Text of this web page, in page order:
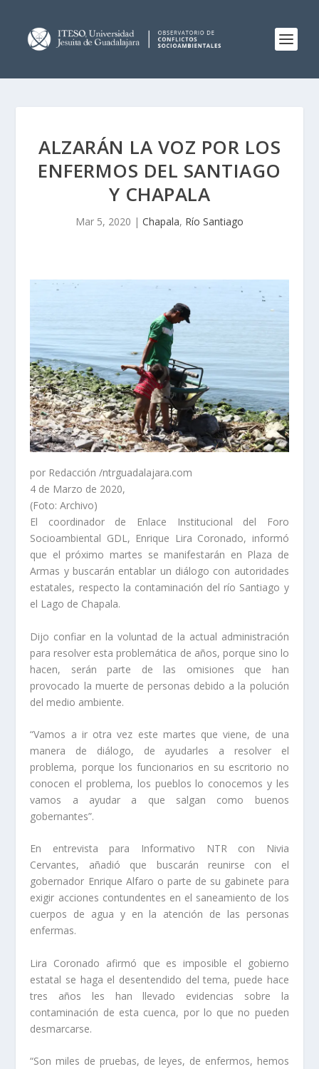
ALZARÁN LA VOZ POR LOS
ENFERMOS DEL SANTIAGO
Y CHAPALA
Mar 5, 2020 | Chapala, Río Santiago
por Redacción /ntrguadalajara.com
4 de Marzo de 2020,
(Foto: Archivo)
El coordinador de Enlace Institucional del Foro
Socioambiental GDL, Enrique Lira Coronado, informó
que el próximo martes se manifestarán en Plaza de
Armas y buscarán entablar un diálogo con autoridades
estatales, respecto la contaminación del río Santiago y
el Lago de Chapala.
Dijo confiar en la voluntad de la actual administración
para resolver esta problemática de años, porque sino lo
hacen, serán parte de las omisiones que han
provocado la muerte de personas debido a la polución
del medio ambiente.
“Vamos a ir otra vez este martes que viene, de una
manera de diálogo, de ayudarles a resolver el
problema, porque los funcionarios en su escritorio no
conocen el problema, los pueblos lo conocemos y les
vamos a ayudar a que salgan como buenos
gobernantes”.
En entrevista para Informativo NTR con Nivia
Cervantes, añadió que buscarán reunirse con el
gobernador Enrique Alfaro o parte de su gabinete para
exigir acciones contundentes en el saneamiento de los
cuerpos de agua y en la atención de las personas
enfermas.
Lira Coronado afirmó que es imposible el gobierno
estatal se haga el desentendido del tema, puede hace
tres años les han llevado evidencias sobre la
contaminación de esta cuenca, por lo que no pueden
desmarcarse.
“Son miles de pruebas, de leyes, de enfermos, hemos